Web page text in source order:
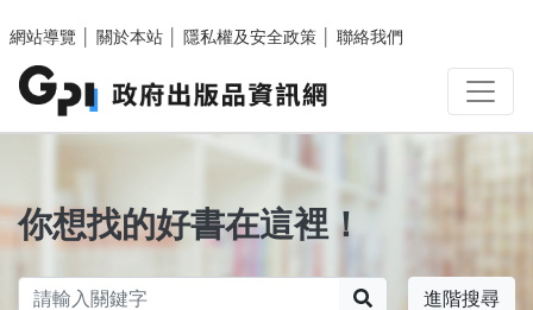
網站導覽
關於本站 隱私權及安全政策 聯絡我們
你想找的好書在這裡！
進階搜尋